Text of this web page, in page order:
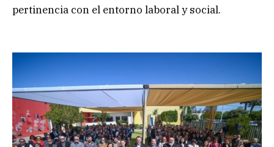
pertinencia con el entorno laboral y social.